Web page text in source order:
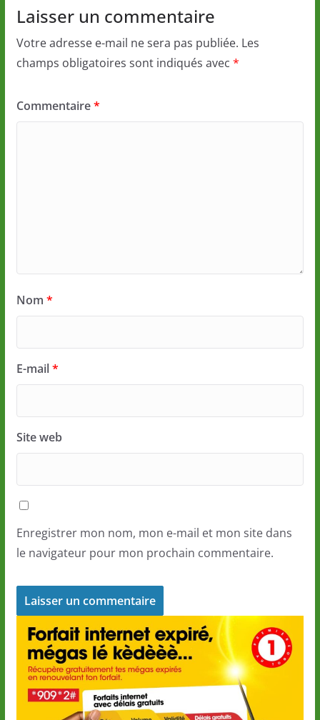
Laisser un commentaire
Votre adresse e-mail ne sera pas publiée. Les
champs obligatoires sont indiqués avec *
Commentaire*
Nom *
E-mail*
Site web
Enregistrer mon nom, mon e-mail et mon site dans
le navigateur pour mon prochain commentaire.